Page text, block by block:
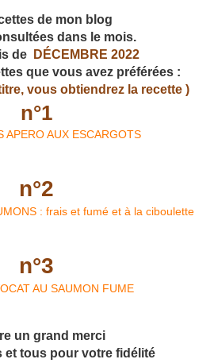
de mon blog
dans le mois.
de
DÉCEMBRE 2022
que vous avez préférées :
vous obtiendrez la recette )
n°1
APERO AUX ESCARGOTS
n°2
: frais et fumé et à la ciboulette
n°3
AU SAUMON FUME
un grand merci
et tous pour votre fidélité